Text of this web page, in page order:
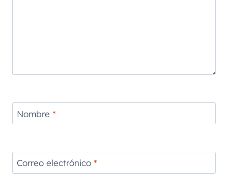
Nombre *
Correo electrónico *